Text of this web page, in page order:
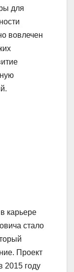
для
вовлечен
карьере
стало
Проект
2015 году